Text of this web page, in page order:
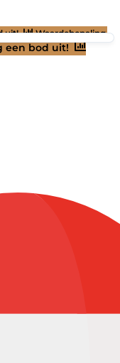
uit! Waardebepaling
een bod uit!